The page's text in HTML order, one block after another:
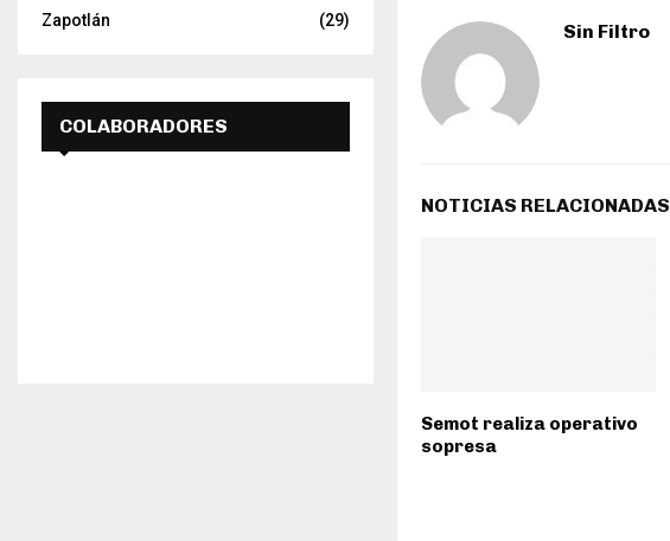
Sin Filtro
NOTICIAS RELACIONADAS
Semot realiza operativo
sopresa
Zapotlán
(29)
COLABORADORES